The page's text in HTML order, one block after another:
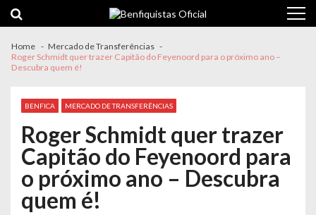
navigation
content
Home
Mercado de Transferências
Roger Schmidt quer trazer Capitão do Feyenoord para o próximo ano –
Descubra quem é!
BENFICA MERCADO DE TRANSFERÊNCIAS
Roger Schmidt quer trazer
Capitão do Feyenoord para
o próximo ano – Descubra
quem é!